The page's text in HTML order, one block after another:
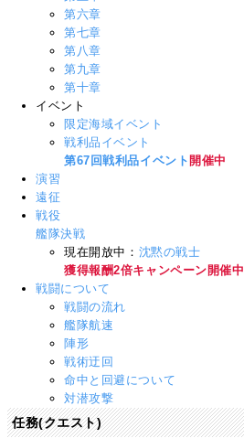
第六章
第七章
第八章
第九章
第十章
イベント
限定海域イベント
戦利品イベント
第67回戦利品イベント 開催中
演習
遠征
戦役
艦隊決戦
現在開放中： 沈黙の戦士
獲得報酬2倍キャンペーン開催中
戦闘について
戦闘の流れ
艦隊航速
陣形
戦術迂回
命中と回避について
対潜攻撃
任務(クエスト)